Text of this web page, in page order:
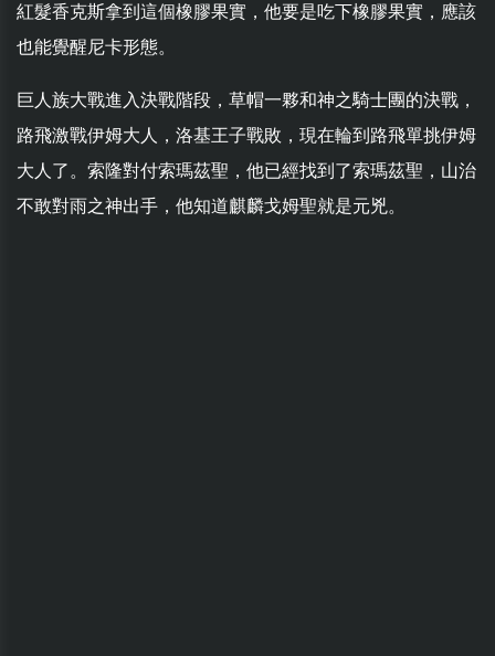
紅髮香克斯拿到這個橡膠果實，他要是吃下橡膠果實，應該
也能覺醒尼卡形態。
巨人族大戰進入決戰階段，草帽一夥和神之騎士團的決戰，
路飛激戰伊姆大人，洛基王子戰敗，現在輪到路飛單挑伊姆
大人了。索隆對付索瑪茲聖，他已經找到了索瑪茲聖，山治
不敢對雨之神出手，他知道麒麟戈姆聖就是元兇。